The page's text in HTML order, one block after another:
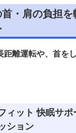
・肩の負担
距離運転や、首を
ィット 快眠サ
ション